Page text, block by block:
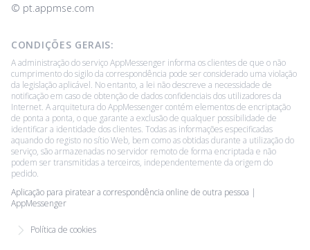
© ‌pt.appmse.com
CONDIÇÕES GERAIS:
A administração do serviço AppMessenger informa os clientes de que o não
cumprimento do sigilo da correspondência pode ser considerado uma violação
da legislação aplicável. No entanto, a lei não descreve a necessidade de
notificação em caso de obtenção de dados confidenciais dos utilizadores da
Internet. A arquitetura do AppMessenger contém elementos de encriptação
de ponta a ponta, o que garante a exclusão de qualquer possibilidade de
identificar a identidade dos clientes. Todas as informações especificadas
aquando do registo no sítio Web, bem como as obtidas durante a utilização do
serviço, são armazenadas no servidor remoto de forma encriptada e não
podem ser transmitidas a terceiros, independentemente da origem do
pedido.
Aplicação para piratear a correspondência online de outra pessoa |
AppMessenger
Política de cookies